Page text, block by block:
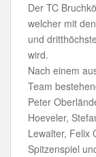
Der TC
welcher mit
und
wird.
Nach einem
Team
Peter
Hoeveler,
Lewalter, Felix
Spitzenspiel